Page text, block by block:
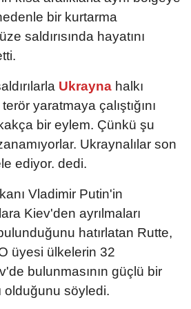
bir kurtarma
saldırısında hayatını
Ukrayna halkı
yaratmaya çalıştığını
bir eylem. Çünkü şu
Ukraynalılar son
ediyor. dedi.
Vladimir Putin'in
Kiev'den ayrılmaları
hatırlatan Rutte,
üyesi ülkelerin 32
bulunmasının güçlü bir
olduğunu söyledi.